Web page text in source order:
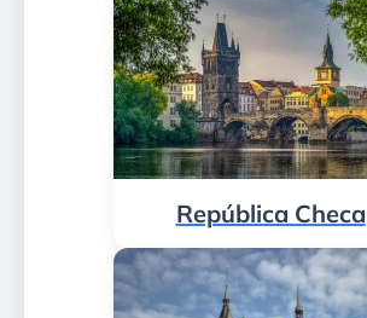
República Checa